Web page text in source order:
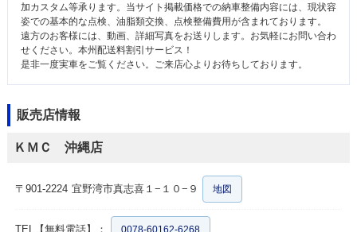
加カスタム等承ります。当サイト掲載価格での納車整備内容には、現状容
姿での基本的な点検、油脂類交換、点検整備費用が含まれております。
遠方のお客様には、動画、詳細写真をお送りします。お気軽にお問い合わ
せください。本州配送料割引サービス！
是非一度実車をご覧ください。ご来店心よりお待ちしております。
販売店情報
ＫＭＣ 沖縄店
〒901-2224 宜野湾市真志喜１−１０−９ 地図
TEL【無料電話】：